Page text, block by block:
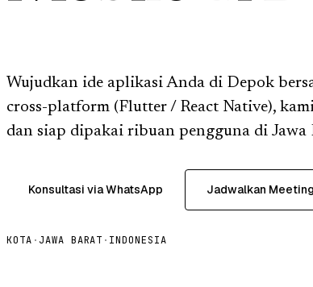
Wujudkan ide aplikasi Anda di Depok
cross-platform (Flutter / React Native),
dan siap dipakai ribuan pengguna di Jawa
Konsultasi via WhatsApp Jadwalkan Meeting
KOTA · JAWA BARAT · INDONESIA